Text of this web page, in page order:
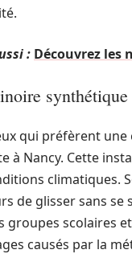
: Découvrez les
qui préfèrent
à Nancy. Cette
climatiques.
de glisser sans
groupes scolaires
causés par la